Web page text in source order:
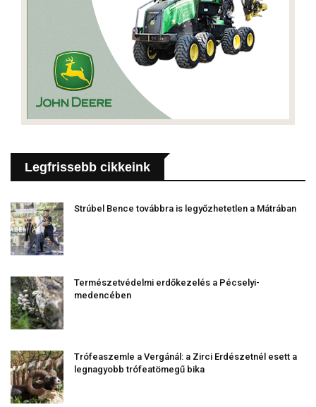
Legfrissebb cikkeink
Strúbel Bence továbbra is legyőzhetetlen a Mátrában
Természetvédelmi erdőkezelés a Pécselyi-
medencében
Trófeaszemle a Vergánál: a Zirci Erdészetnél esett a
legnagyobb trófeatömegű bika